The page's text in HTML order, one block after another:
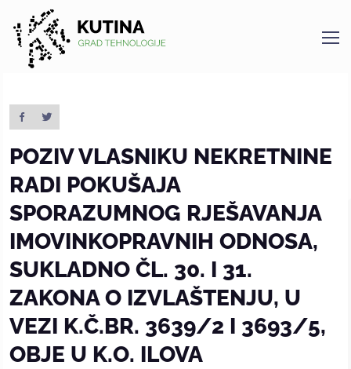
Kutina
POZIV VLASNIKU NEKRETNINE
RADI POKUŠAJA
SPORAZUMNOG RJEŠAVANJA
IMOVINKOPRAVNIH ODNOSA,
SUKLADNO ČL. 30. I 31.
ZAKONA O IZVLAŠTENJU, U
VEZI K.Č.BR. 3639/2 I 3693/5,
OBJE U K.O. ILOVA